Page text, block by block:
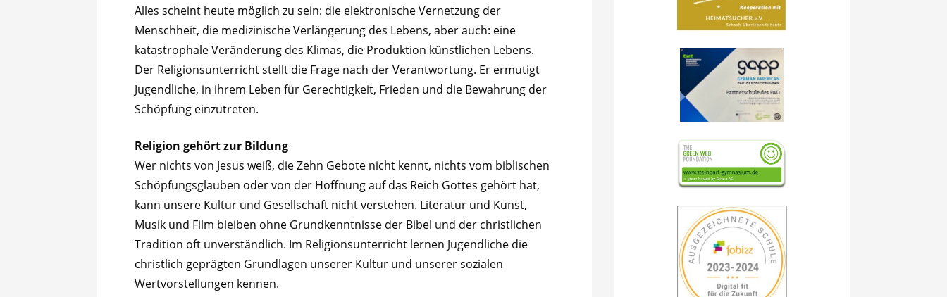
Alles scheint heute möglich zu sein: die elektronische Vernetzung der
Menschheit, die medizinische Verlängerung des Lebens, aber auch: eine
katastrophale Veränderung des Klimas, die Produktion künstlichen Lebens.
Der Religionsunterricht stellt die Frage nach der Verantwortung. Er ermutigt
Jugendliche, in ihrem Leben für Gerechtigkeit, Frieden und die Bewahrung der
Schöpfung einzutreten.
Religion gehört zur Bildung
Wer nichts von Jesus weiß, die Zehn Gebote nicht kennt, nichts vom biblischen
Schöpfungsglauben oder von der Hoffnung auf das Reich Gottes gehört hat,
kann unsere Kultur und Gesellschaft nicht verstehen. Literatur und Kunst,
Musik und Film bleiben ohne Grundkenntnisse der Bibel und der christlichen
Tradition oft unverständlich. Im Religionsunterricht lernen Jugendliche die
christlich geprägten Grundlagen unserer Kultur und unserer sozialen
Wertvorstellungen kennen.